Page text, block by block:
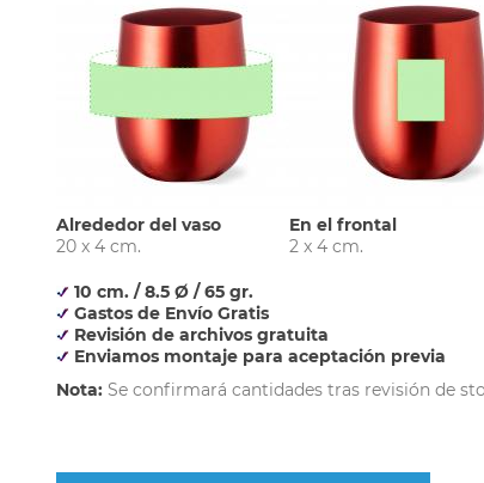
Alrededor del vaso
20 x 4 cm.
En el frontal
2 x 4 cm.
10 cm. / 8.5 Ø / 65 gr.
Gastos de Envío Gratis
Revisión de archivos gratuita
Enviamos montaje para aceptación previa
Nota: Se confirmará cantidades tras revisión de